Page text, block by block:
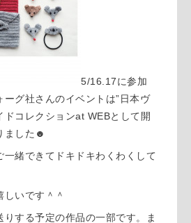
5/16.17に参加
ーグ社さんのイベントは”日本ヴ
ドコレクションat WEBとして開
ました☻
一緒できてドキドキわくわくして
いです＾＾
する予定の作品の一部です。ま